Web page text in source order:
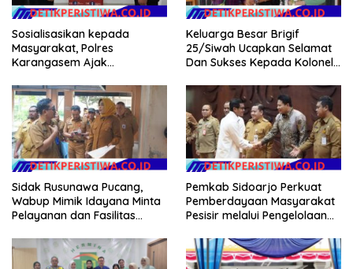
Sosialisasikan kepada
Masyarakat, Polres
Karangasem Ajak
Layanan SIM Online SINAR
Keluarga Besar Brigif
25/Siwah Ucapkan Selamat
Dan Sukses Kepada Kolonel
M.AP
Sidak Rusunawa Pucang,
Wabup Mimik Idayana Minta
Pelayanan dan Fasilitas
Pemkab Sidoarjo Perkuat
Pemberdayaan Masyarakat
Pesisir melalui Pengelolaan